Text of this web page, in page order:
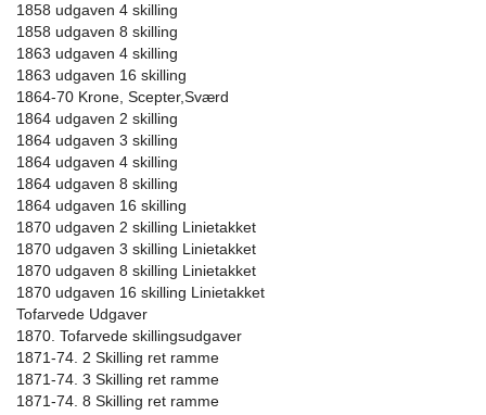
1858 udgaven 4 skilling
1858 udgaven 8 skilling
1863 udgaven 4 skilling
1863 udgaven 16 skilling
1864-70 Krone, Scepter,Sværd
1864 udgaven 2 skilling
1864 udgaven 3 skilling
1864 udgaven 4 skilling
1864 udgaven 8 skilling
1864 udgaven 16 skilling
1870 udgaven 2 skilling Linietakket
1870 udgaven 3 skilling Linietakket
1870 udgaven 8 skilling Linietakket
1870 udgaven 16 skilling Linietakket
Tofarvede Udgaver
1870. Tofarvede skillingsudgaver
1871-74. 2 Skilling ret ramme
1871-74. 3 Skilling ret ramme
1871-74. 8 Skilling ret ramme